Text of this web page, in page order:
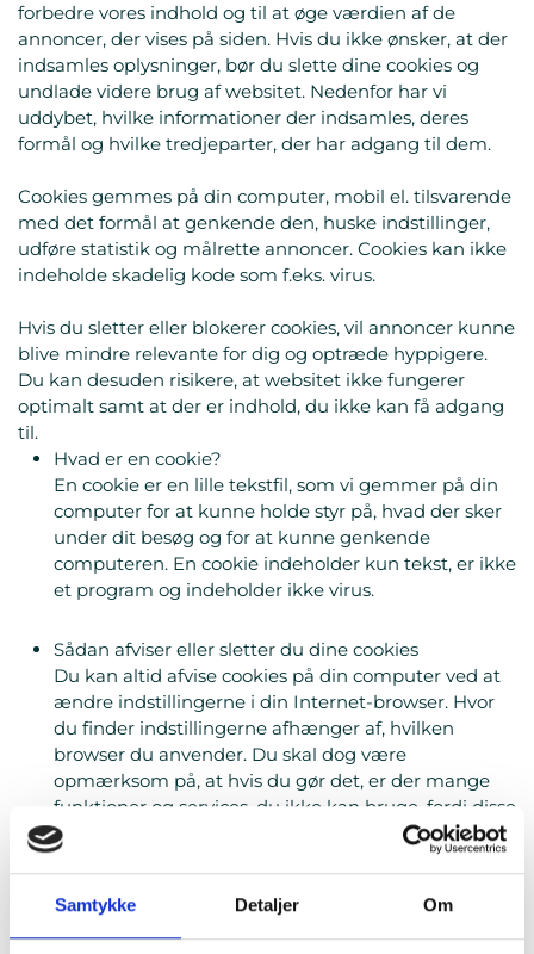
Samtykke Detaljer Om
forbedre vores indhold og til at øge værdien af de
annoncer, der vises på siden. Hvis du ikke ønsker, at der
indsamles oplysninger, bør du slette dine cookies og
undlade videre brug af websitet. Nedenfor har vi
uddybet, hvilke informationer der indsamles, deres
formål og hvilke tredjeparter, der har adgang til dem.
Cookies gemmes på din computer, mobil el. tilsvarende
med det formål at genkende den, huske indstillinger,
udføre statistik og målrette annoncer. Cookies kan ikke
indeholde skadelig kode som f.eks. virus.
Hvis du sletter eller blokerer cookies, vil annoncer kunne
blive mindre relevante for dig og optræde hyppigere.
Du kan desuden risikere, at websitet ikke fungerer
optimalt samt at der er indhold, du ikke kan få adgang
til.
Hvad er en cookie?
En cookie er en lille tekstfil, som vi gemmer på din
computer for at kunne holde styr på, hvad der sker
under dit besøg og for at kunne genkende
computeren. En cookie indeholder kun tekst, er ikke
et program og indeholder ikke virus.
Sådan afviser eller sletter du dine cookies
Du kan altid afvise cookies på din computer ved at
ændre indstillingerne i din Internet-browser. Hvor
du finder indstillingerne afhænger af, hvilken
browser du anvender. Du skal dog være
opmærksom på, at hvis du gør det, er der mange
funktioner og services, du ikke kan bruge, fordi disse
funktioner og services forudsætter, at hjemmesiden
kan huske de valg, du foretager.
Cookies som du tidligere har accepteret, kan
efterfølgende nemt slettes. Benytter du en PC